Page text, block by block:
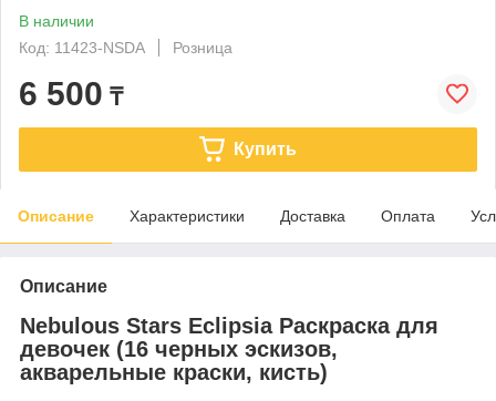
В наличии
Код: 11423-NSDA
Розница
6 500 ₸
Купить
Описание Характеристики Доставка Оплата
Описание
Nebulous Stars Eclipsia Раскраска для
девочек (16 черных эскизов,
акварельные краски, кисть)